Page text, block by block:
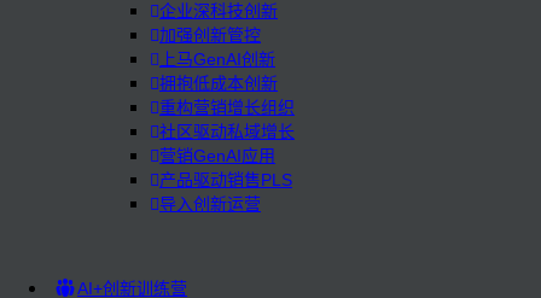
企业深科技创新
加强创新管控
上马GenAI创新
拥抱低成本创新
重构营销增长组织
社区驱动私域增长
营销GenAI应用
产品驱动销售PLS
导入创新运营
AI+创新训练营